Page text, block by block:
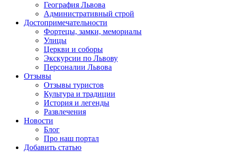
География Львова
Административный строй
Достопримечательности
Фортецы, замки, мемориалы
Улицы
Церкви и соборы
Экскурсии по Львову
Персоналии Львова
Отзывы
Отзывы туристов
Культура и традиции
История и легенды
Развлечения
Новости
Блог
Про наш портал
Добавить статью